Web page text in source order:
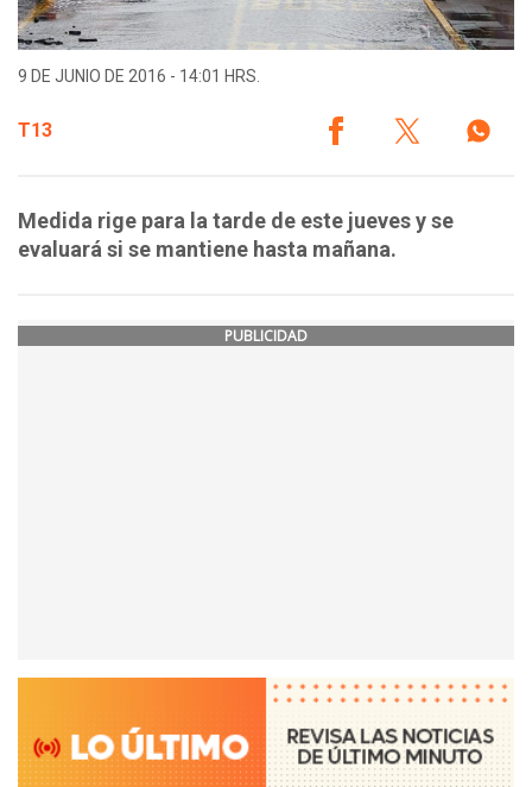
9 DE JUNIO DE 2016 - 14:01 HRS.
T13
Medida rige para la tarde de este jueves y se
evaluará si se mantiene hasta mañana.
PUBLICIDAD